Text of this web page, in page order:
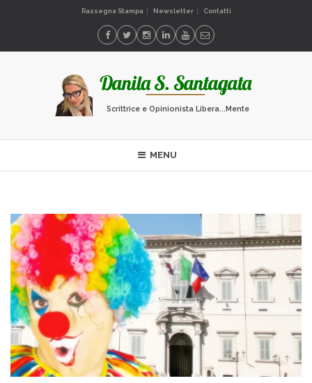
Rassegna Stampa Newsletter Contatti
Scrittrice e Opinionista Libera...Mente
MENU